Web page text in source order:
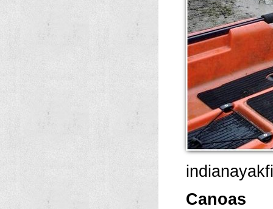
Canoas